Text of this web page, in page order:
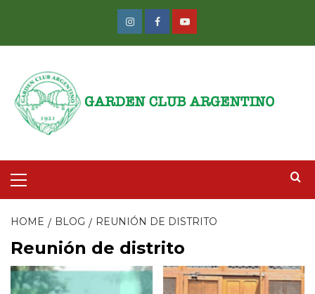
Instagram
FacebookYoutube
Menu
HOME BLOG REUNIÓN DE DISTRITO
Reunión de distrito